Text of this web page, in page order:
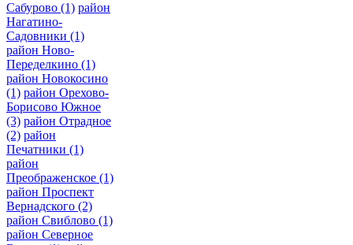
Сабурово (1) район
Нагатино-
Садовники (1)
район Ново-
Переделкино (1)
район Новокосино
(1) район Орехово-
Борисово Южное
(3) район Отрадное
(2) район
Печатники (1)
район
Преображенское (1)
район Проспект
Вернадского (2)
район Свиблово (1)
район Северное